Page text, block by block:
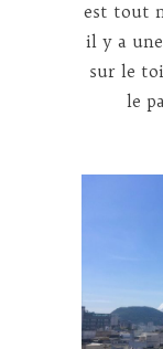
est tout
il y a
sur le
le